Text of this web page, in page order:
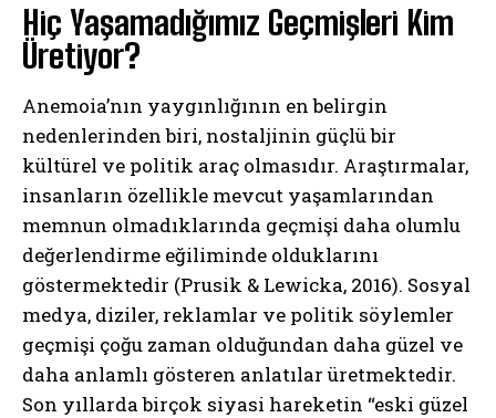
Hiç Yaşamadığımız Geçmişleri Kim
Üretiyor?
Anemoia’nın yaygınlığının en belirgin
nedenlerinden biri, nostaljinin güçlü bir
kültürel ve politik araç olmasıdır. Araştırmalar,
insanların özellikle mevcut yaşamlarından
memnun olmadıklarında geçmişi daha olumlu
değerlendirme eğiliminde olduklarını
göstermektedir (Prusik & Lewicka, 2016). Sosyal
medya, diziler, reklamlar ve politik söylemler
geçmişi çoğu zaman olduğundan daha güzel ve
daha anlamlı gösteren anlatılar üretmektedir.
Son yıllarda birçok siyasi hareketin “eski güzel